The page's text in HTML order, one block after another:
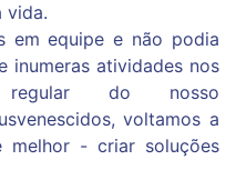
vida.
em equipe e não podia
inumerasatividades nos
do nosso
voltamos a
- criar soluções